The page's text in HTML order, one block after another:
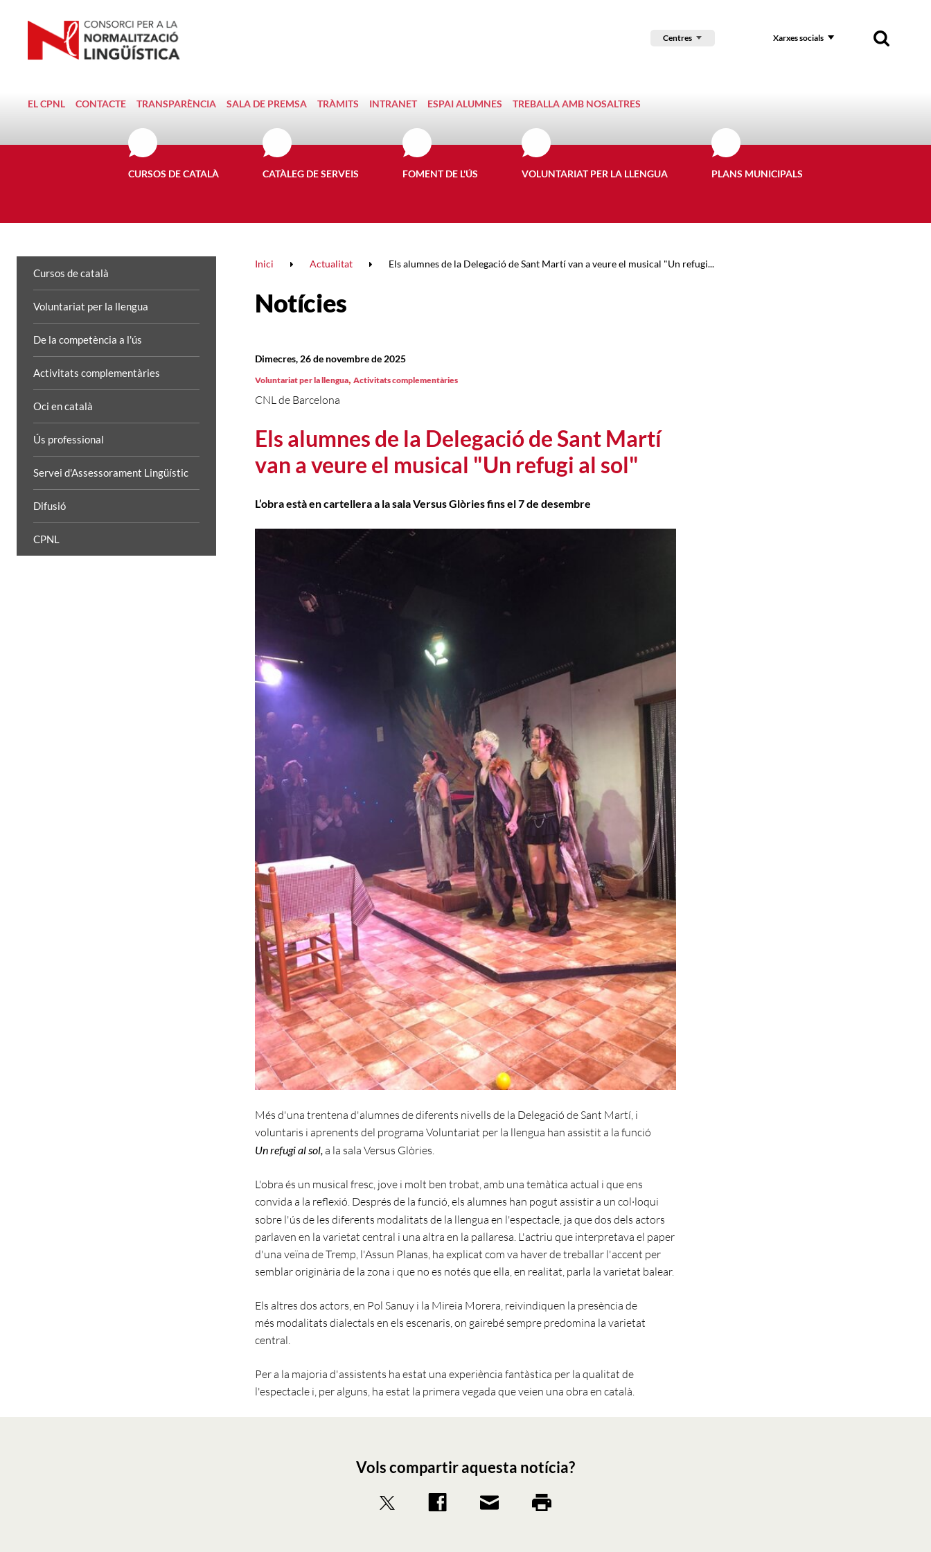
Centres Xarxes socials
EL CPNL CONTACTE TRANSPARÈNCIA SALA DE PREMSA TRÀMITS INTRANET ESPAI ALUMNES TREBALLA AMB NOSALTRES
CURSOS DE CATALÀ CATÀLEG DE SERVEIS FOMENT DE L'ÚS VOLUNTARIAT PER LA LLENGUA PLANS MUNICIPALS
Cursos de català
Voluntariat per la llengua
De la competència a l'ús
Activitats complementàries
Oci en català
Ús professional
Servei d'Assessorament Lingüístic
Difusió
CPNL
Inici Actualitat Els alumnes de la Delegació de Sant Martí van a veure el musical "Un refugi...
Notícies
Els alumnes de la Delegació de Sant Martí
van a veure el musical "Un refugi al sol"
CNL de Barcelona
Dimecres, 26 de novembre de 2025
Voluntariat per la llengua, Activitats complementàries
L’obra està en cartellera a la sala Versus Glòries fins el 7 de desembre
Més d'una trentena d'alumnes de diferents nivells de la Delegació de Sant Martí, i
voluntaris i aprenents del programa Voluntariat per la llengua han assistit a la funció
Un refugi al sol,a la sala Versus Glòries.
L'obra és un musical fresc, jove i molt ben trobat, amb una temàtica actual i que ens
convida a la reflexió. Després de la funció, els alumnes han pogut assistir a un col·loqui
sobre l'ús de les diferents modalitats de la llengua en l'espectacle, ja que dos dels actors
parlaven en la varietat central i una altra en la pallaresa. L'actriu que interpretava el paper
d'una veïna de Tremp, l'Assun Planas, ha explicat com va haver de treballar l'accent per
semblar originària de la zona i que no es notés que ella, en realitat, parla la varietat balear.
Els altres dos actors, en Pol Sanuy i la Mireia Morera, reivindiquen la presència de
més modalitats dialectals en els escenaris, on gairebé sempre predomina la varietat
central.
Per a la majoria d'assistents ha estat una experiència fantàstica per la qualitat de
l'espectacle i, per alguns, ha estat la primera vegada que veien una obra en català.
Vols compartir aquesta notícia?